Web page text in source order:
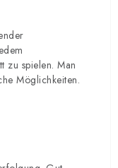
zu spielen. Man
Möglichkeiten.